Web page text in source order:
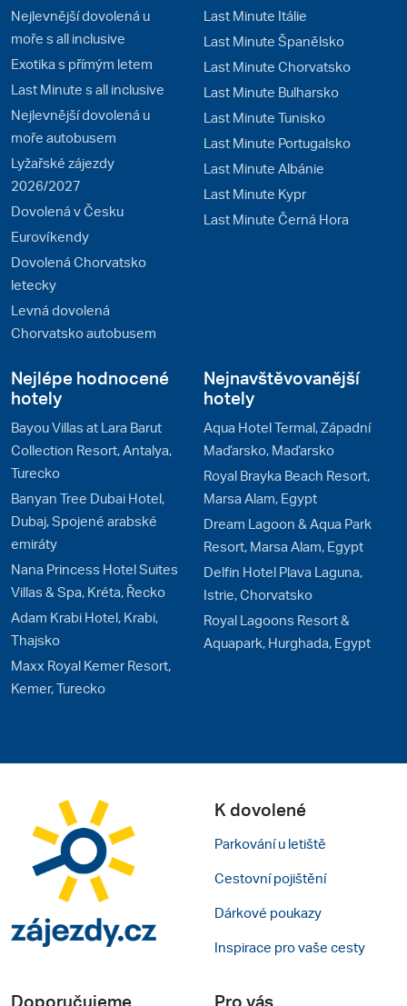
Nejlevnější dovolená u
moře s all inclusive
Exotika s přímým letem
Last Minute s all inclusive
Nejlevnější dovolená u
moře autobusem
Lyžařské zájezdy
2026/2027
Dovolená v Česku
Eurovíkendy
Dovolená Chorvatsko
letecky
Levná dovolená
Chorvatsko autobusem
Last Minute Itálie
Last Minute Španělsko
Last Minute Chorvatsko
Last Minute Bulharsko
Last Minute Tunisko
Last Minute Portugalsko
Last Minute Albánie
Last Minute Kypr
Last Minute Černá Hora
Nejlépe hodnocené
hotely
Bayou Villas at Lara Barut
Collection Resort, Antalya,
Turecko
Banyan Tree Dubai Hotel,
Dubaj, Spojené arabské
emiráty
Nana Princess Hotel Suites
Villas & Spa, Kréta, Řecko
Adam Krabi Hotel, Krabi,
Thajsko
Maxx Royal Kemer Resort,
Kemer, Turecko
Nejnavštěvovanější
hotely
Aqua Hotel Termal, Západní
Maďarsko, Maďarsko
Royal Brayka Beach Resort,
Marsa Alam, Egypt
Dream Lagoon & Aqua Park
Resort, Marsa Alam, Egypt
Delfin Hotel Plava Laguna,
Istrie, Chorvatsko
Royal Lagoons Resort &
Aquapark, Hurghada, Egypt
K dovolené
Parkování u letiště
Cestovní pojištění
Dárkové poukazy
Inspirace pro vaše cesty
Doporučujeme Pro vás